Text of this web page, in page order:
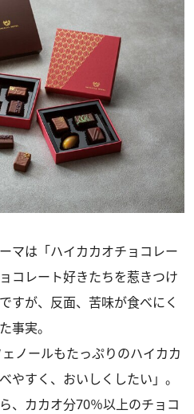
マは「ハイカカオチョコレー
コレート好きたちを惹きつけ
すが、反面、苦味が食べにく
事実。
ノールもたっぷりのハイカカ
やすく、おいしくしたい」。
、カカオ分70％以上のチョコ